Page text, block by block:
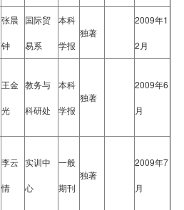
张晨
钟
国际贸
易系
本科
学报
独著
2009年1
2月
王金
光
教务与
科研处
本科
学报
独著
2009年6
月
李云
情
实训中
心
一般
期刊
独著
2009年7
月